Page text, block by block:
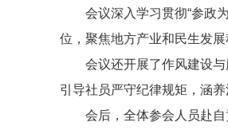
会议深入学习贯彻“参政
位，聚焦地方产业和民生发展
会议还开展了作风建设
引导社员严守纪律规矩，涵养
会后，全体参会人员赴